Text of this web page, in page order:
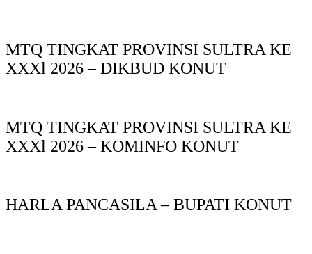
MTQ TINGKAT PROVINSI SULTRA KE
XXXl 2026 – DIKBUD KONUT
MTQ TINGKAT PROVINSI SULTRA KE
XXXl 2026 – KOMINFO KONUT
HARLA PANCASILA – BUPATI KONUT